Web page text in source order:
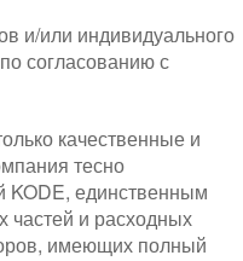
и/или индивидуального
согласованию с
качественные и
тесно
KODE, единственным
частей и расходных
имеющих полный